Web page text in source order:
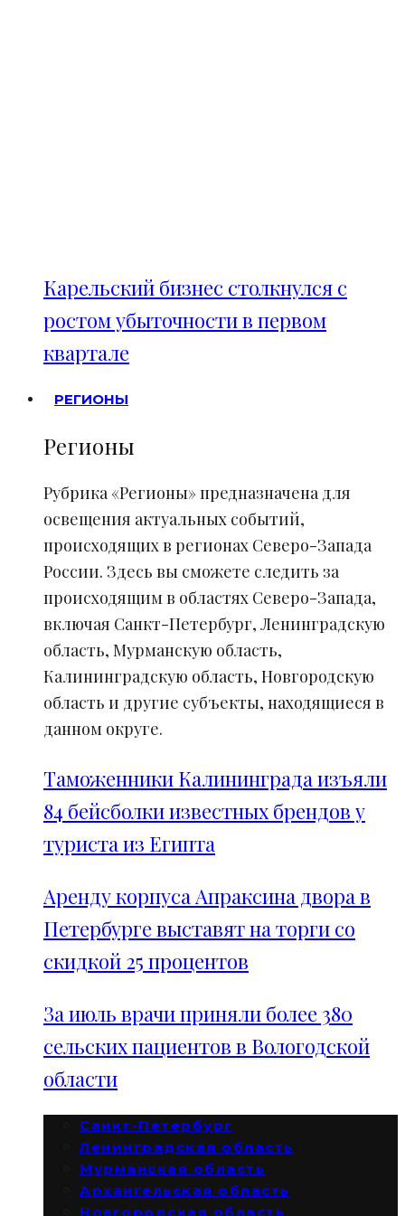
Карельский бизнес столкнулся с
ростом убыточности в первом
квартале
РЕГИОНЫ
Регионы
Рубрика «Регионы» предназначена для
освещения актуальных событий,
происходящих в регионах Северо-Запада
России. Здесь вы сможете следить за
происходящим в областях Северо-Запада,
включая Санкт-Петербург, Ленинградскую
область, Мурманскую область,
Калининградскую область, Новгородскую
область и другие субъекты, находящиеся в
данном округе.
Таможенники Калининграда изъяли
84 бейсболки известных брендов у
туриста из Египта
Аренду корпуса Апраксина двора в
Петербурге выставят на торги со
скидкой 25 процентов
За июль врачи приняли более 380
сельских пациентов в Вологодской
области
Санкт-Петербург
Ленинградская область
Мурманская область
Архангельская область
Новгородская область